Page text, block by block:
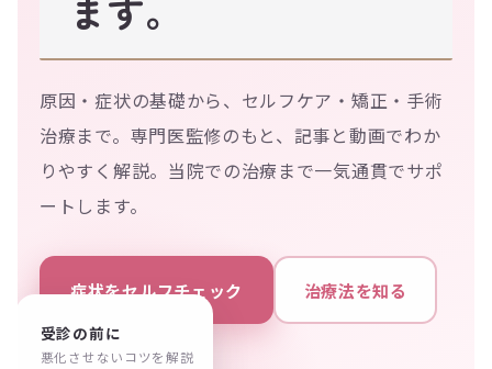
ます。
原因・症状の基礎から、セルフケア・矯正・手術
治療まで。専門医監修のもと、記事と動画でわか
りやすく解説。当院での治療まで一気通貫でサポ
ートします。
症状をセルフチェック 治療法を知る
受診の前に
悪化させないコツを解説